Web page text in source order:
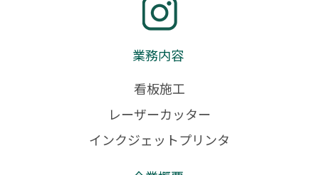
業務内容
看板施工
レーザーカッター
インクジェットプリンタ